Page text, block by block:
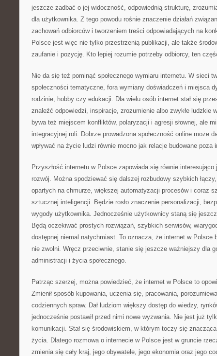
jeszcze zadbać o jej widoczność, odpowiednią strukturę,
dla użytkownika. Z tego powodu rośnie znaczenie działań
zachowań odbiorców i tworzeniem treści odpowiadających na
Polsce jest więc nie tylko przestrzenią publikacji, ale także
zaufanie i pozycję. Kto lepiej rozumie potrzeby odbiorcy, ten
Nie da się też pominąć społecznego wymiaru internetu. W sieci
społeczności tematyczne, fora wymiany doświadczeń i miejsca
rodzinie, hobby czy edukacji. Dla wielu osób internet stał się
znaleźć odpowiedzi, inspiracje, zrozumienie albo zwykłe ludzkie
bywa też miejscem konfliktów, polaryzacji i agresji słownej, ale
integracyjnej roli. Dobrze prowadzona społeczność online może
wpływać na życie ludzi równie mocno jak relacje budowane poza
Przyszłość internetu w Polsce zapowiada się równie
rozwój. Można spodziewać się dalszej rozbudowy szybkich
opartych na chmurze, większej automatyzacji procesów i coraz
sztucznej inteligencji. Będzie rosło znaczenie personalizacji,
wygody użytkownika. Jednocześnie użytkownicy staną się
Będą oczekiwać prostych rozwiązań, szybkich serwisów,
dostępnej niemal natychmiast. To oznacza, że internet w Polsce
nie zwolni. Wręcz przeciwnie, stanie się jeszcze ważniejszy dla
administracji i życia społecznego.
Patrząc szerzej, można powiedzieć, że internet w Polsce to
Zmienił sposób kupowania, uczenia się, pracowania,
codziennych spraw. Dał ludziom większy dostęp do wiedzy,
jednocześnie postawił przed nimi nowe wyzwania. Nie jest już
komunikacji. Stał się środowiskiem, w którym toczy się
życia. Dlatego rozmowa o internecie w Polsce jest w gruncie
zmienia się cały kraj, jego obywatele, jego ekonomia oraz jego